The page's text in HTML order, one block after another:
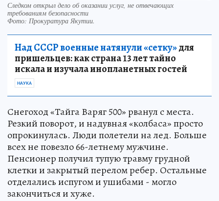
Следком открыл дело об оказании услуг, не отвечающих
требованиям безопасности
Фото: Прокуратура Якутии.
Над СССР военные натянули «сетку»для
пришельцев: как страна 13 лет тайно
искала и изучала инопланетных гостей
НАУКА
Снегоход «Тайга Варяг 500» рванул с места.
Резкий поворот, и надувная «колбаса» просто
опрокинулась. Люди полетели на лед. Больше
всех не повезло 66-летнему мужчине.
Пенсионер получил тупую травму грудной
клетки и закрытый перелом ребер. Остальные
отделались испугом и ушибами - могло
закончиться и хуже.